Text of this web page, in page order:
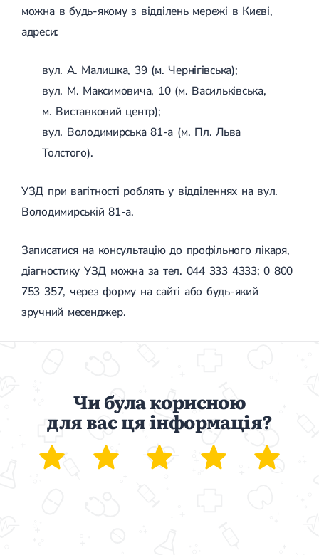
можна в будь-якому з відділень мережі в Києві,
адреси:
вул. А. Малишка, 39 (м. Чернігівська);
вул. М. Максимовича, 10 (м. Васильківська,
м. Виставковий центр);
вул. Володимирська 81-а (м. Пл. Льва
Толстого).
УЗД при вагітності роблять у відділеннях на вул.
Володимирській 81-а.
Записатися на консультацію до профільного лікаря,
діагностику УЗД можна за тел. 044 333 4333; 0 800
753 357, через форму на сайті або будь-який
зручний месенджер.
Чи була корисною
для вас ця інформація?